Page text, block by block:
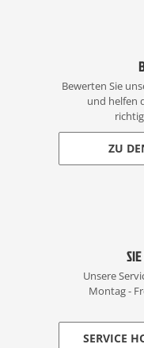
Bewerten Sie
und helfen
ZU
Unsere
Montag -
SERVICE